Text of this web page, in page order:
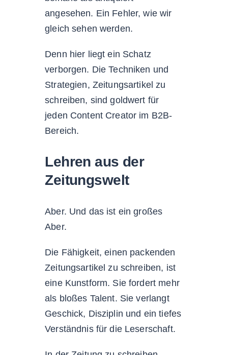
angesehen. Ein Fehler, wie wir
gleich sehen werden.
Denn hier liegt ein Schatz
verborgen. Die Techniken und
Strategien, Zeitungsartikel zu
schreiben, sind goldwert für
jeden Content Creator im B2B-
Bereich.
Lehren aus der
Zeitungswelt
Aber. Und das ist ein großes
Aber.
Die Fähigkeit, einen packenden
Zeitungsartikel zu schreiben, ist
eine Kunstform. Sie fordert mehr
als bloßes Talent. Sie verlangt
Geschick, Disziplin und ein tiefes
Verständnis für die Leserschaft.